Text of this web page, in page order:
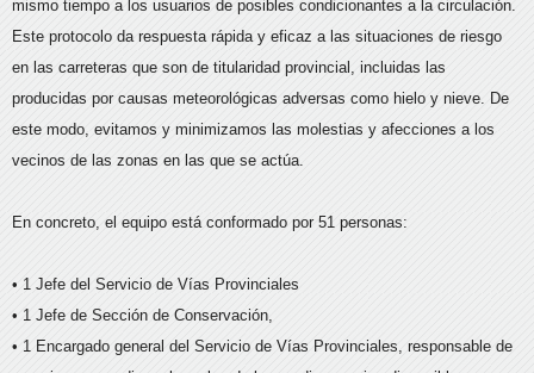
mismo tiempo a los usuarios de posibles condicionantes a la circulación.
Este protocolo da respuesta rápida y eficaz a las situaciones de riesgo
en las carreteras que son de titularidad provincial, incluidas las
producidas por causas meteorológicas adversas como hielo y nieve. De
este modo, evitamos y minimizamos las molestias y afecciones a los
vecinos de las zonas en las que se actúa.
En concreto, el equipo está conformado por 51 personas:
• 1 Jefe del Servicio de Vías Provinciales
• 1 Jefe de Sección de Conservación,
• 1 Encargado general del Servicio de Vías Provinciales, responsable de